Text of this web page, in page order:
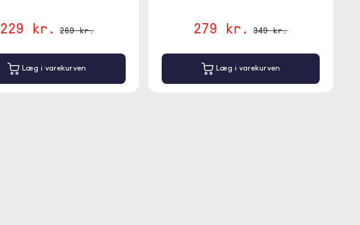
229 kr. 269 kr.
Læg i varekurven
279 kr. 349 kr.
Læg i varekurven